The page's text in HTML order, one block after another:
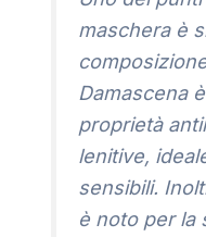
maschera è
Damascena
proprietà
lenitive,
sensibili.
è noto per la